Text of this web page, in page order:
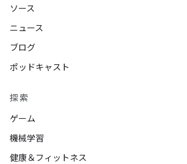
ソース
ニュース
ブログ
ポッドキャスト
探索
ゲーム
機械学習
健康＆フィットネス